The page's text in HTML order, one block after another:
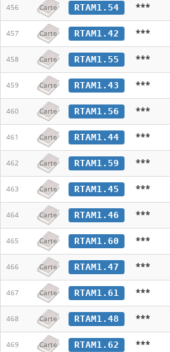
456 Carte RTAM1.54 ***
457 Carte RTAM1.42 ***
458 Carte RTAM1.55 ***
459 Carte RTAM1.43 ***
460 Carte RTAM1.56 ***
461 Carte RTAM1.44 ***
462 Carte RTAM1.59 ***
463 Carte RTAM1.45 ***
464 Carte RTAM1.46 ***
465 Carte RTAM1.60 ***
466 Carte RTAM1.47 ***
467 Carte RTAM1.61 ***
468 Carte RTAM1.48 ***
469 Carte RTAM1.62 ***